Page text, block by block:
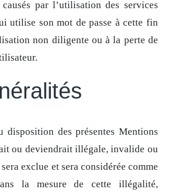
causés par l’utilisation des services
utilise son mot de passe à cette fin
non diligente ou à la perte de
disposition des présentes Mentions
ou deviendrait illégale, invalide ou
exclue et sera considérée comme
la mesure de cette illégalité,